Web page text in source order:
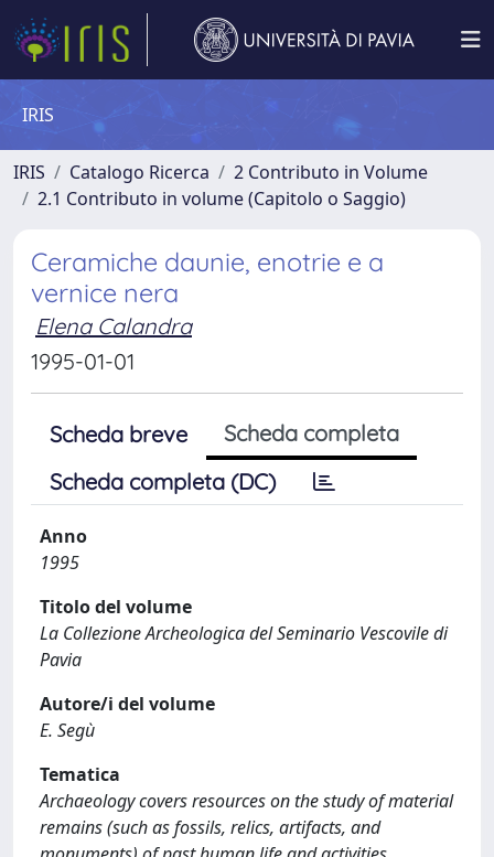
IRIS
IRIS Catalogo Ricerca
2 Contributo in Volume
2.1 Contributo in volume (Capitolo o Saggio)
Ceramiche daunie, enotrie e a
vernice nera
Elena Calandra
1995-01-01
Scheda breve
Scheda completa
Scheda completa (DC)
Anno
1995
Titolo del volume
La Collezione Archeologica del Seminario Vescovile di
Pavia
Autore/i del volume
E. Segù
Tematica
Archaeology covers resources on the study of material
remains (such as fossils, relics, artifacts, and